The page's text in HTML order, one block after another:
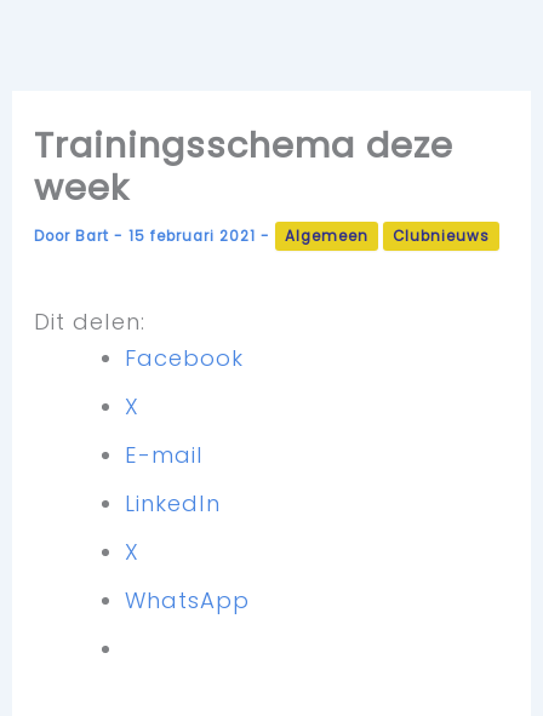
Trainingsschema deze
week
Door Bart-15 februari 2021- Algemeen Clubnieuws
Dit delen:
Facebook
X
E-mail
LinkedIn
X
WhatsApp